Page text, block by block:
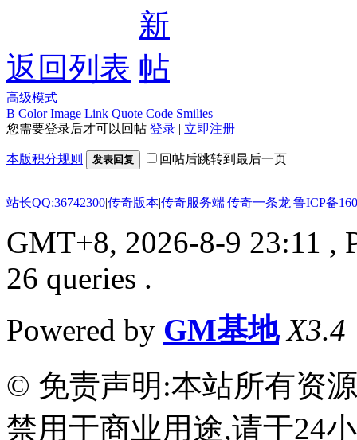
返回列表
高级模式
B Color Image Link Quote Code Smilies
您需要登录后才可以回帖 登录 | 立即注册
本版积分规则 发表回复 回帖后跳转到最后一页
站长QQ:36742300|传奇版本|传奇服务端|传奇一条龙|鲁ICP备
GMT+8, 2026-8-9 23:11 ,
26 queries .
Powered by GM基地 X3.4
© 免责声明:本站所有资
禁用于商业用途,请于24